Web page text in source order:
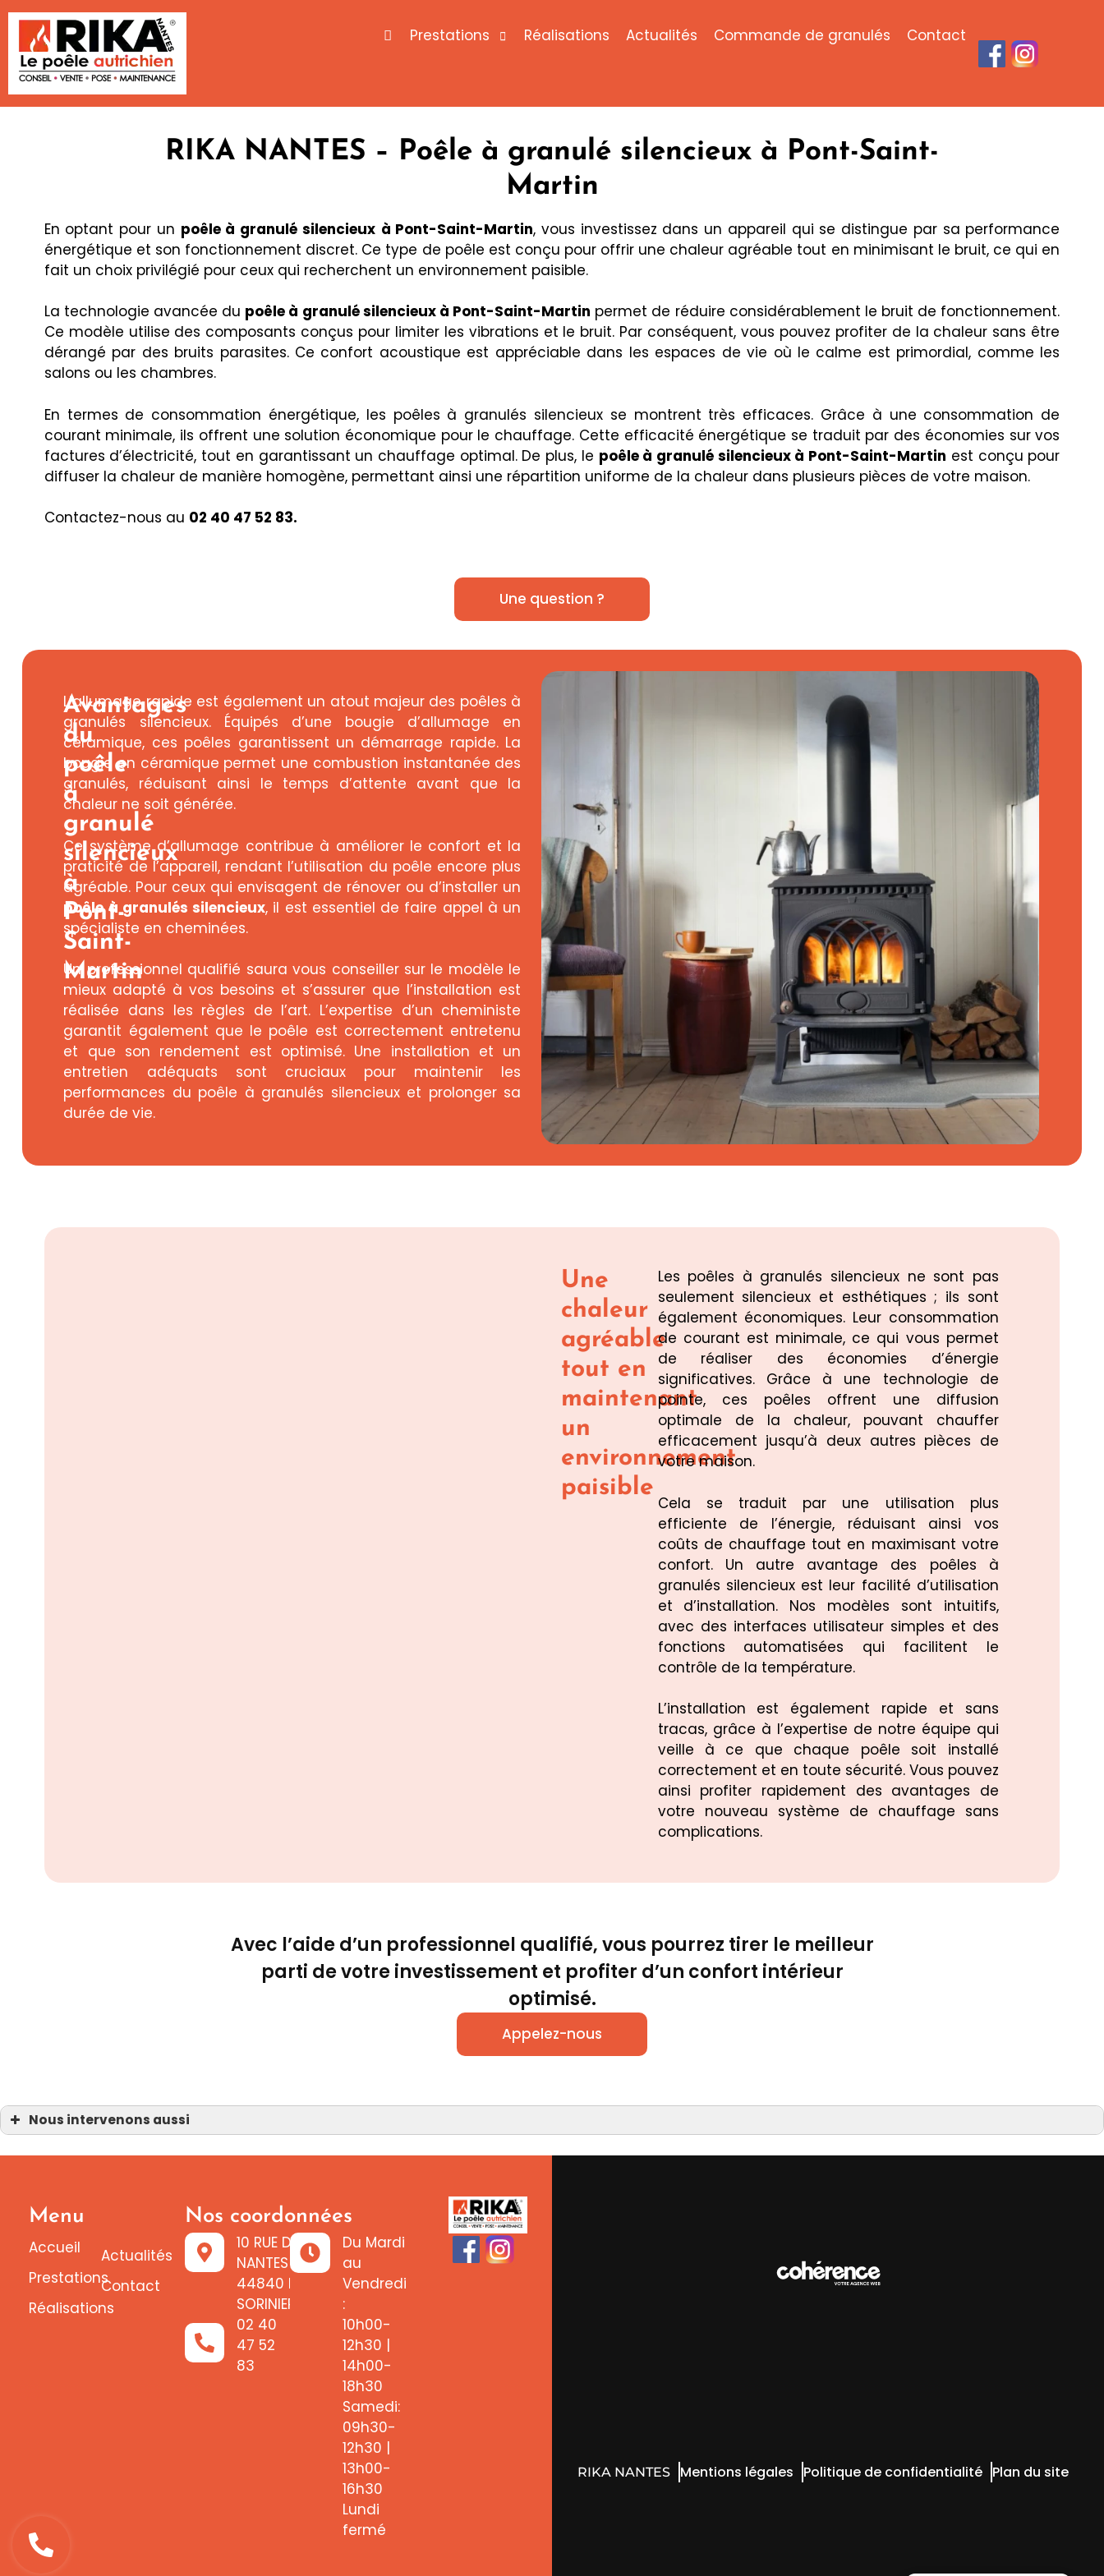
Prestations Réalisations Actualités Commande de granulés Contact
RIKA NANTES – Poêle à granulé silencieux à Pont-Saint-
Martin
En optant pour un poêle à granulé silencieux à Pont-Saint-Martin, vous investissez dans un appareil qui se distingue par sa performance
énergétique et son fonctionnement discret. Ce type de poêle est conçu pour offrir une chaleur agréable tout en minimisant le bruit, ce qui en
fait un choix privilégié pour ceux qui recherchent un environnement paisible.
La technologie avancée du poêle à granulé silencieux à Pont-Saint-Martin permet de réduire considérablement le bruit de fonctionnement.
Ce modèle utilise des composants conçus pour limiter les vibrations et le bruit. Par conséquent, vous pouvez profiter de la chaleur sans être
dérangé par des bruits parasites. Ce confort acoustique est appréciable dans les espaces de vie où le calme est primordial, comme les
salons ou les chambres.
En termes de consommation énergétique, les poêles à granulés silencieux se montrent très efficaces. Grâce à une consommation de
courant minimale, ils offrent une solution économique pour le chauffage. Cette efficacité énergétique se traduit par des économies sur vos
factures d’électricité, tout en garantissant un chauffage optimal. De plus, le poêle à granulé silencieux à Pont-Saint-Martin est conçu pour
diffuser la chaleur de manière homogène, permettant ainsi une répartition uniforme de la chaleur dans plusieurs pièces de votre maison.
Contactez-nous au 02 40 47 52 83.
Une question ?
Avantages
du
poêle
à
granulé
silencieux
à
Pont-
Saint-
Martin
L’allumage rapide est également un atout majeur des poêles à
granulés silencieux. Équipés d’une bougie d’allumage en
céramique, ces poêles garantissent un démarrage rapide. La
bougie en céramique permet une combustion instantanée des
granulés, réduisant ainsi le temps d’attente avant que la
chaleur ne soit générée.
Ce système d’allumage contribue à améliorer le confort et la
praticité de l’appareil, rendant l’utilisation du poêle encore plus
agréable. Pour ceux qui envisagent de rénover ou d’installer un
poêle à granulés silencieux, il est essentiel de faire appel à un
spécialiste en cheminées.
Un professionnel qualifié saura vous conseiller sur le modèle le
mieux adapté à vos besoins et s’assurer que l’installation est
réalisée dans les règles de l’art. L’expertise d’un cheministe
garantit également que le poêle est correctement entretenu
et que son rendement est optimisé. Une installation et un
entretien adéquats sont cruciaux pour maintenir les
performances du poêle à granulés silencieux et prolonger sa
durée de vie.
Une
chaleur
agréable
tout en
maintenant
un
environnement
paisible
Les poêles à granulés silencieux ne sont pas
seulement silencieux et esthétiques ; ils sont
également économiques. Leur consommation
de courant est minimale, ce qui vous permet
de réaliser des économies d’énergie
significatives. Grâce à une technologie de
pointe, ces poêles offrent une diffusion
optimale de la chaleur, pouvant chauffer
efficacement jusqu’à deux autres pièces de
votre maison.
Cela se traduit par une utilisation plus
efficiente de l’énergie, réduisant ainsi vos
coûts de chauffage tout en maximisant votre
confort. Un autre avantage des poêles à
granulés silencieux est leur facilité d’utilisation
et d’installation. Nos modèles sont intuitifs,
avec des interfaces utilisateur simples et des
fonctions automatisées qui facilitent le
contrôle de la température.
L’installation est également rapide et sans
tracas, grâce à l’expertise de notre équipe qui
veille à ce que chaque poêle soit installé
correctement et en toute sécurité. Vous pouvez
ainsi profiter rapidement des avantages de
votre nouveau système de chauffage sans
complications.
Avec l’aide d’un professionnel qualifié, vous pourrez tirer le meilleur
parti de votre investissement et profiter d’un confort intérieur
optimisé.
Appelez-nous
Nous intervenons aussi
Poêle à granulé silencieux Rezé
Poêle à granulé silencieux Saint-Philbert-de-Grand-Lieu
Poêle à granulé silencieux Saint-Sébastien-sur-Loire
Poêle à granulé silencieux Vertou
Menu
Accueil
Prestations
Réalisations
Actualités
Contact
Nos coordonnées
10 RUE DE
NANTES
44840 LES
SORINIERES
02 40
47 52
83
Du Mardi
au
Vendredi
:
10h00-
12h30 |
14h00-
18h30
Samedi:
09h30-
12h30 |
13h00-
16h30
Lundi
fermé
RIKA NANTES Mentions légales Politique de confidentialité Plan du site